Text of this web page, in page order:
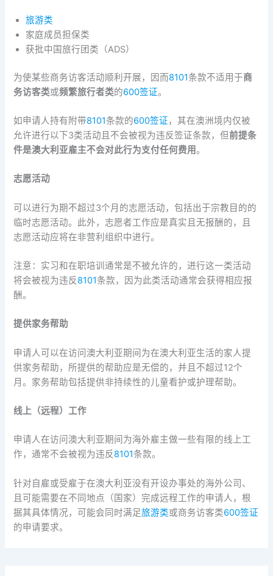
旅游类
家庭成员担保类
获批中国旅行团类（ADS）
为使某些商务访客活动顺利开展，因而8101条款不适用于商
务访客类或频繁旅行者类的600签证。
如申请人持有附带8101条款的600签证，其在澳洲境内仅被
允许进行以下3类活动且不会被视为违反签证条款，但前提条
件是澳大利亚雇主不会对此行为支付任何费用。
志愿活动
可以进行为期不超过3个月的志愿活动，包括出于宗教目的的
临时志愿活动。此外，志愿者工作应是真实且无报酬的，且
志愿活动应将在非营利组织中进行。
注意：实习和在职培训通常是不被允许的，进行这一类活动
将会被视为违反8101条款，因为此类活动通常会获得相应报
酬。
提供家务帮助
申请人可以在访问澳大利亚期间为在澳大利亚生活的家人提
供家务帮助，所提供的帮助应是无偿的，并且不超过12个
月。家务帮助包括提供非持续性的儿童看护或护理帮助。
线上（远程）工作
申请人在访问澳大利亚期间为海外雇主做一些有限的线上工
作，通常不会被视为违反8101条款。
针对自雇或受雇于在澳大利亚没有开设办事处的海外公司、
且可能需要在不同地点（国家）完成远程工作的申请人，根
据其具体情况，可能会同时满足旅游类或商务访客类600签证
的申请要求。